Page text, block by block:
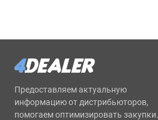
Предоставляем актуальную
информацию от дистрибьюторов,
помогаем оптимизировать закупки.